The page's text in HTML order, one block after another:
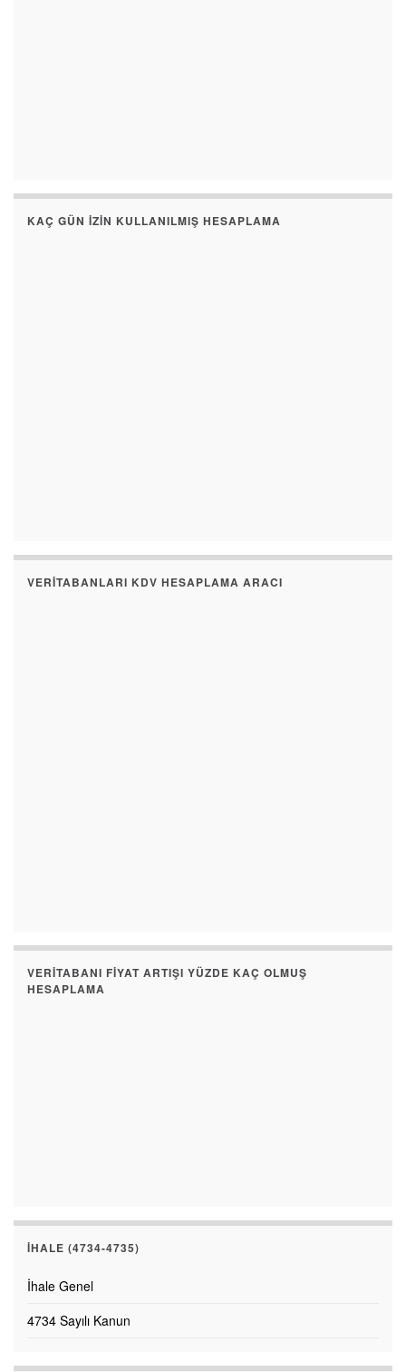
KAÇ GÜN İZIN KULLANILMIŞ HESAPLAMA
VERITABANLARI KDV HESAPLAMA ARACI
VERITABANI FIYAT ARTIŞI YÜZDE KAÇ OLMUŞ
HESAPLAMA
İHALE (4734-4735)
İhale Genel
4734 Sayılı Kanun